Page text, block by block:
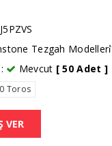
Tezgah Modelleri̇̇
: Mevcut [ 50 Adet ]
Toros
VER